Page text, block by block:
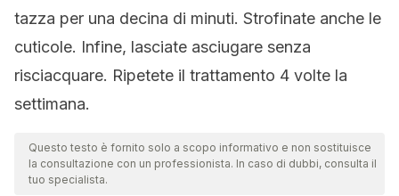
tazza per una decina di minuti. Strofinate anche le
cuticole. Infine, lasciate asciugare senza
risciacquare. Ripetete il trattamento 4 volte la
settimana.
Questo testo è fornito solo a scopo informativo e non sostituisce
la consultazione con un professionista. In caso di dubbi, consulta il
tuo specialista.